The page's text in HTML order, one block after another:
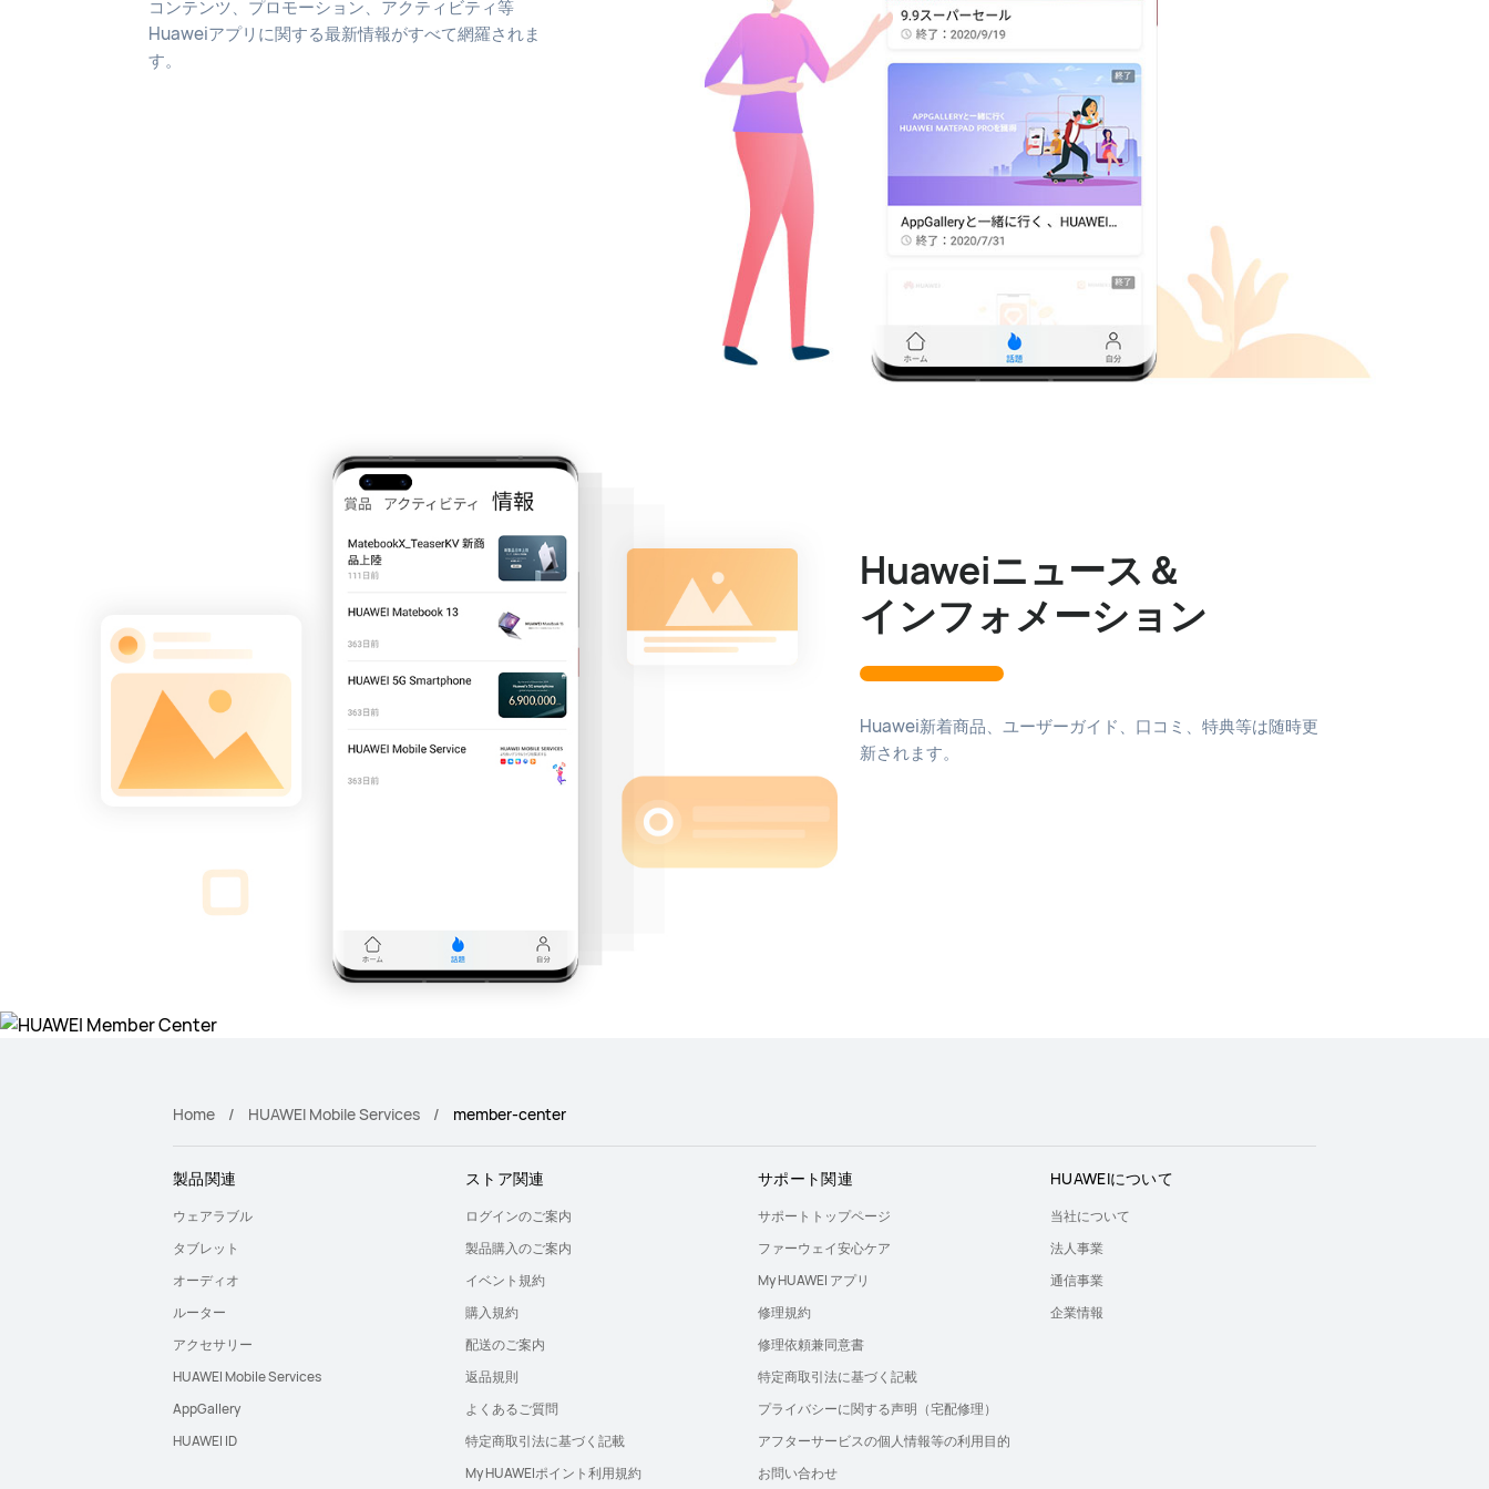
コンテンツ、プロモーション、アクティビティ等
Huaweiアプリに関する最新情報がすべて網羅されま
す。
Huaweiニュース＆
インフォメーション
Huawei新着商品、ユーザーガイド、口コミ、特典等は随時更
新されます。
Home HUAWEI Mobile Services member-center
製品関連
ウェアラブル
タブレット
オーディオ
ルーター
アクセサリー
HUAWEI Mobile Services
AppGallery
HUAWEI ID
ストア関連
ログインのご案内
製品購入のご案内
イベント規約
購入規約
配送のご案内
返品規則
よくあるご質問
特定商取引法に基づく記載
My HUAWEIポイント利用規約
サポート関連
サポートトップページ
ファーウェイ安心ケア
My HUAWEI アプリ
修理規約
修理依頼兼同意書
特定商取引法に基づく記載
プライバシーに関する声明（宅配修理）
アフターサービスの個人情報等の利用目的
お問い合わせ
HUAWEIについて
当社について
法人事業
通信事業
企業情報